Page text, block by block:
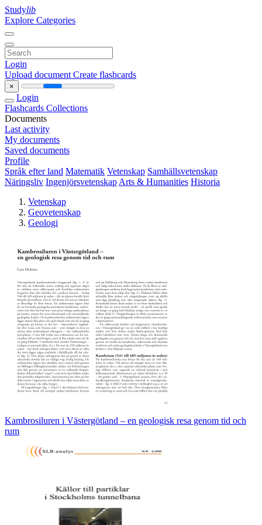
Studylib
Explore Categories
Login
Upload document Create flashcards
×
Login
Flashcards Collections
Documents
Last activity
My documents
Saved documents
Profile
Språk efter land Matematik Vetenskap Samhällsvetenskap
Näringsliv Ingenjörsvetenskap Arts & Humanities Historia
Vetenskap
Geovetenskap
Geologi
Kambrosiluren i Västergötland – en geologisk resa genom tid och
rum